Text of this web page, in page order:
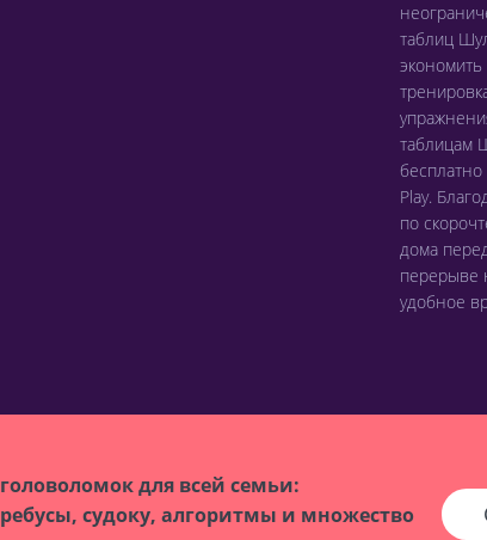
таблиц
таблицам
Play.
по
дома
перерыве
удобное
головоломок для всей семьи:
ребусы, судоку, алгоритмы и множество